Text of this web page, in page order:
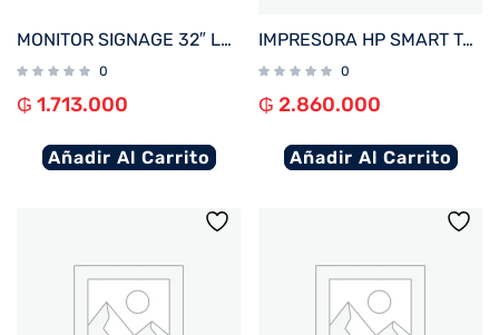
MONITOR SIGNAGE 32″ LG 32SM5C FHD/USB/HDMI/DP/SD/NE
0
₲ 1.713.000
Añadir Al Carrito
IMPRESORA HP SMART TANK 750 IMP/COP/SCAN/RED/WIFI/BIVOLT
0
₲ 2.860.000
Añadir Al Carrito